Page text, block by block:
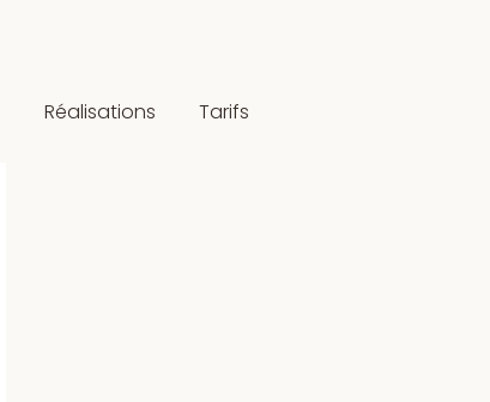
Réalisations Tarifs